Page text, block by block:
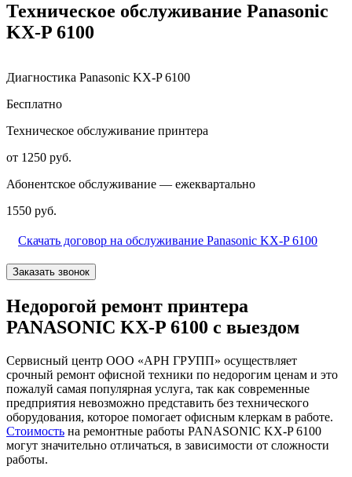
Техническое обслуживание Panasonic
KX-P 6100
Диагностика Panasonic KX-P 6100
Бесплатно
Техническое обслуживание принтера
от 1250 руб.
Абонентское обслуживание — ежеквартально
1550 руб.
Скачать договор на обслуживание Panasonic KX-P 6100
Заказать звонок
Недорогой ремонт принтера
PANASONIC KX-P 6100 с выездом
Сервисный центр ООО «АРН ГРУПП» осуществляет
срочный ремонт офисной техники по недорогим ценам и это
пожалуй самая популярная услуга, так как современные
предприятия невозможно представить без технического
оборудования, которое помогает офисным клеркам в работе.
Стоимость на ремонтные работы PANASONIC KX-P 6100
могут значительно отличаться, в зависимости от сложности
работы.